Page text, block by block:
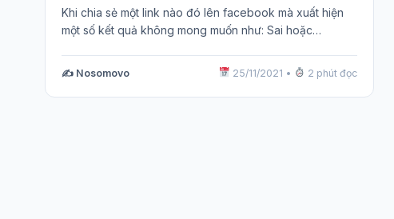
Khi chia sẻ một link nào đó lên facebook mà xuất hiện
một số kết quả không mong muốn như: Sai hoặc…
✍️ Nosomovo 25/11/2021 • 2 phút đọc